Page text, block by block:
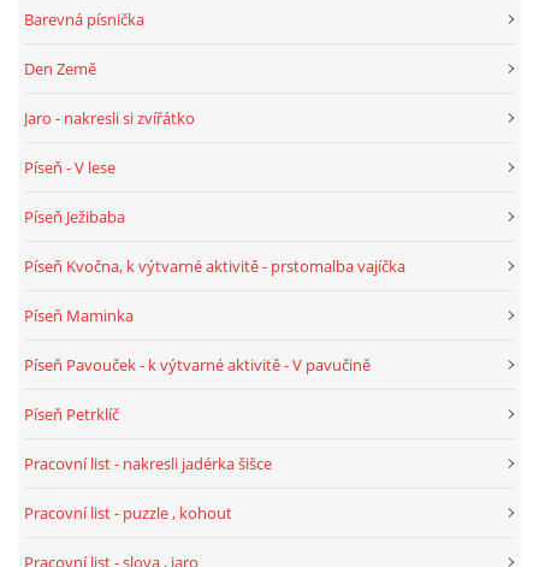
Barevná písnička
Den Země
Jaro - nakresli si zvířátko
Píseň - V lese
Píseň Ježibaba
Píseň Kvočna, k výtvarné aktivitě - prstomalba vajíčka
Píseň Maminka
Píseň Pavouček - k výtvarné aktivitě - V pavučině
Píseň Petrklíč
Pracovní list - nakresli jadérka šišce
Pracovní list - puzzle , kohout
Pracovní list - slova , jaro